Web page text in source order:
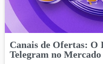
Canais de Ofertas: O
Telegram no Mercado